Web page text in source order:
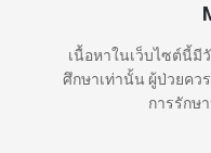
เนื้อหาในเว็บไซต์นี้มี
ศึกษาเท่านั้น ผู้ป่วยคว
การรักษ